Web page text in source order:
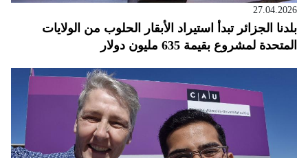
27.04.2026
بلدنا الجزائر تبدأ استيراد الأبقار الحلوب من الولايات
المتحدة لمشروع بقيمة 635 مليون دولار